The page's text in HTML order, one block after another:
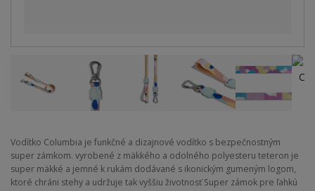
Vodítko Columbia je funkčné a dizajnové vodítko s bezpečnostným
super zámkom. vyrobené z mäkkého a odolného polyesteru teteron je
super mäkké a jemné k rukám dodávané s ikonickým gumeným logom,
ktoré chráni stehy a udržuje tak vyššiu životnosť Super zámok pre ľahkú